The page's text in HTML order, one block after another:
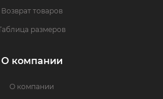
Возврат товаров
размеров
О компании
О компании